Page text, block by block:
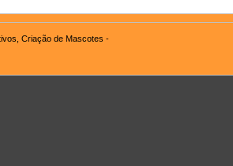
Criação de Mascotes -